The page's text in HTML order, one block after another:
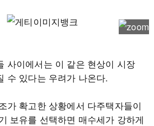
사이에서는 이 같은 현상이 시장
수 있다는 우려가 나온다.
가 확고한 상황에서 다주택자들이
보유를 선택하면 매수세가 강하게